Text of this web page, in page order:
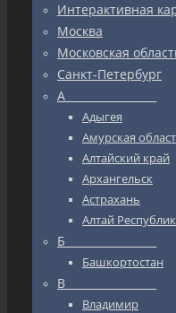
Интерактивная
Москва
Московская
Санкт-Петербург
А_________________
Адыгея
Амурская
Алтайский край
Архангельск
Астрахань
Алтай
Б_________________
Башкортостан
В_________________
Владимир